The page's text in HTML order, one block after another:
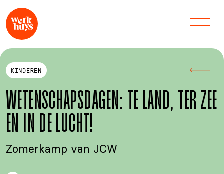
KINDEREN
WETENSCHAPSDAGEN: TE LAND, TER ZEE
EN IN DE LUCHT!
Zomerkamp van JCW